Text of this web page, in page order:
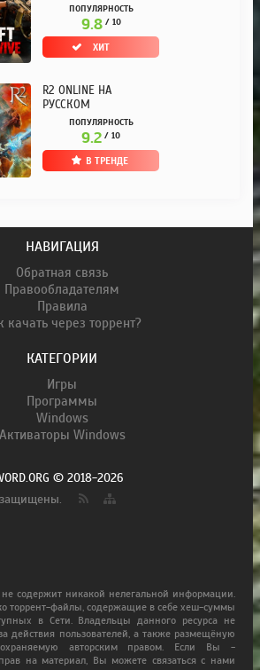
ПОПУЛЯРНОСТЬ
9.8 / 10
ХИТ
R2 ONLINE НА
РУССКОМ
ПОПУЛЯРНОСТЬ
9.2 / 10
В ТРЕНДЕ
НАВИГАЦИЯ
Обратная связь
Правообладателям
Правила
качать через торрент?
КАТЕГОРИИ
Игры
Программы
Windows
Активаторы Windows
© 2018-2026
содержит никакой нелегальной информации.
торрент-файлы, содержащие в себе хеш-суммы
в Сети. Владельцы данного ресурса не
действия пользователей, а также размещёную
авторским правом. Если Вы -
на материал, Вы можете связаться с нами